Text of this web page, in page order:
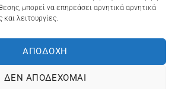
μπορεί να επηρεάσει αρνητικά αρνητικά
λειτουργίες.
ΑΠΟΔΟΧΉ
ΔΕΝ ΑΠΟΔΈΧΟΜΑΙ
On
Delivery
ΠΟΛΙΤΙΚΉ ΕΠΙΣΤΡΟΦΏΝ
ΑΠΟΡΡΉΤΟΥ – COOKIES (ΕΕ)